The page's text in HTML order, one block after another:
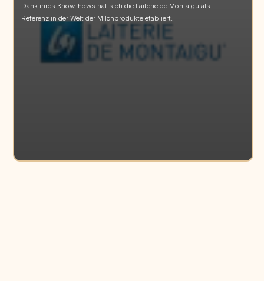
Dank ihres Know-hows hat sich die Laiterie de Montaigu als
Referenz in der Welt der Milchprodukte etabliert.